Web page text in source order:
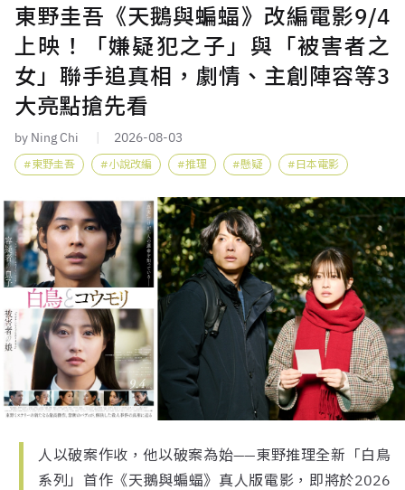
東野圭吾《天鵝與蝙蝠》改編電影9/4
上映！「嫌疑犯之子」與「被害者之
女」聯手追真相，劇情、主創陣容等3
大亮點搶先看
by Ning Chi 2026-08-03
東野圭吾 小說改編 推理 懸疑 日本電影
人以破案作收，他以破案為始——東野推理全新「白鳥
系列」首作《天鵝與蝙蝠》真人版電影，即將於2026